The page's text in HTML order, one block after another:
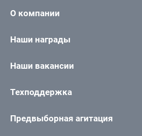
О компании
Наши награды
Наши вакансии
Техподдержка
Предвыборная агитация